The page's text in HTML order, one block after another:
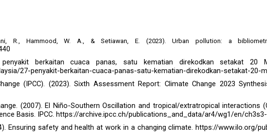
R., Hammood, W. A., & Setiawan, E. (2023). Urban pollution: a
berkaitan cuaca panas, satu kematian direkodkan setakat 20
27-penyakit-berkaitan-cuaca-panas-satu-kematian-direkodkan-setakat-20-
(IPCC). (2023). Sixth Assessment Report: Climate Change 2023
(2007). El Niño-Southern Oscillation and tropical/extratropical interactions
Basis. IPCC. https://archive.ipcc.ch/publications_and_data/ar4/wg1/en/
Ensuring safety and health at work in a changing climate. https://www.ilo.org/